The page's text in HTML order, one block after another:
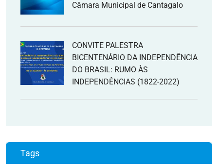
Câmara Municipal de Cantagalo
CONVITE PALESTRA
BICENTENÁRIO DA INDEPENDÊNCIA
DO BRASIL: RUMO ÀS
INDEPENDÊNCIAS (1822-2022)
Tags